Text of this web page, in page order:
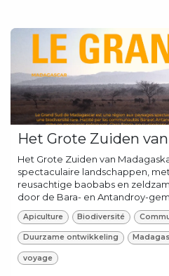
Het Grote Zuiden
Het Grote Zuiden van
spectaculaire landschappen,
reusachtige baobabs en
door de Bara- en Antandroy-
Apiculture Biodiversité
Duurzame ontwikkeling
voyage